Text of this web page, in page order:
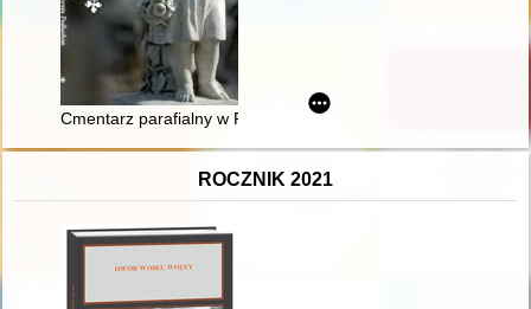
Cmentarz parafialny w Radzyniu Podlaskim : miejsce, które
ROCZNIK 2021